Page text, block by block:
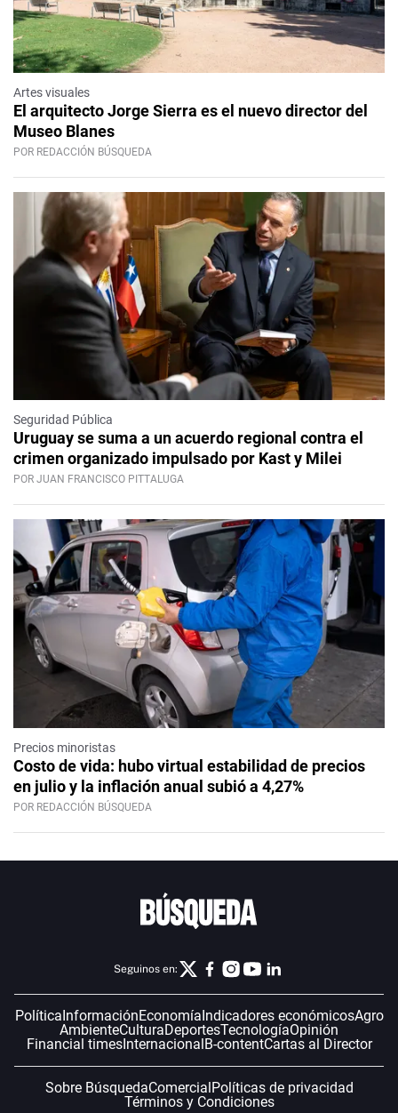
Artes visuales
El arquitecto Jorge Sierra es el nuevo director del
Museo Blanes
POR REDACCIÓN BÚSQUEDA
Seguridad Pública
Uruguay se suma a un acuerdo regional contra el
crimen organizado impulsado por Kast y Milei
POR JUAN FRANCISCO PITTALUGA
Precios minoristas
Costo de vida: hubo virtual estabilidad de precios
en julio y la inflación anual subió a 4,27%
POR REDACCIÓN BÚSQUEDA
Seguinos en:
PolíticaInformaciónEconomíaIndicadores económicosAgro
AmbienteCulturaDeportesTecnologíaOpinión
Financial timesInternacionalB-contentCartas al Director
Sobre BúsquedaComercialPolíticas de privacidad
Términos y Condiciones